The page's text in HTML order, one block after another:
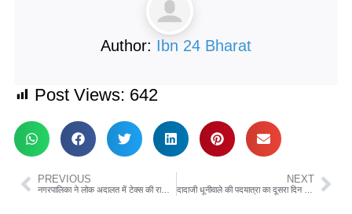
Author: Ibn 24 Bharat
Post Views: 642
PREVIOUS
नगरपालिका ने लोक अदालत में टेक्स की राशि वसूले लाखों रुपये मार्च में करना होगा लक्ष्य पूरा
NEXT